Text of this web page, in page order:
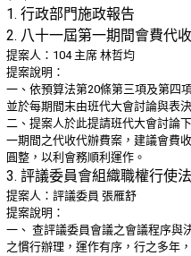
1. 行政部門施政報告
2. 八十一屆第一期間會費代
提案人：104 主席 林哲均
提案說明：
一、依預算法第20條第三項及第四
並於每期間末由班代大會討論與表
二、提案人於此提請班代大會討論
一期間之代收代辦費案，建議會費
圓整，以利會務順利運作。
3. 評議委員會組織職權行使
提案人：評議委員 張雁舒
提案說明：
一、 查評議委員會議之會議程序與
之慣行辦理，運作有序，行之多年